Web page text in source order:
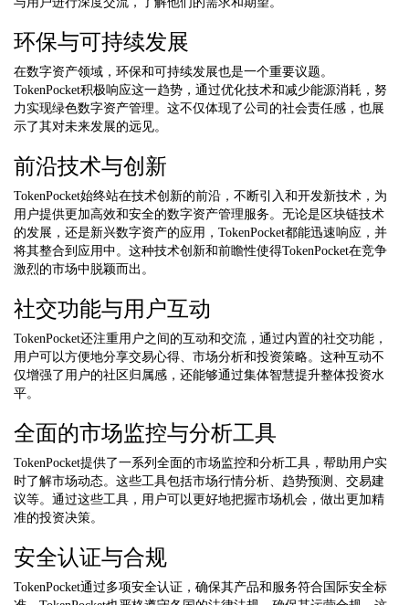
环保与可持续发展
在数字资产领域，环保和可持续发展也是一个重要议题。
TokenPocket积极响应这一趋势，通过优化技术和减少能源消耗，努
力实现绿色数字资产管理。这不仅体现了公司的社会责任感，也展
示了其对未来发展的远见。
前沿技术与创新
TokenPocket始终站在技术创新的前沿，不断引入和开发新技术，为
用户提供更加高效和安全的数字资产管理服务。无论是区块链技术
的发展，还是新兴数字资产的应用，TokenPocket都能迅速响应，并
将其整合到应用中。这种技术创新和前瞻性使得TokenPocket在竞争
激烈的市场中脱颖而出。
社交功能与用户互动
TokenPocket还注重用户之间的互动和交流，通过内置的社交功能，
用户可以方便地分享交易心得、市场分析和投资策略。这种互动不
仅增强了用户的社区归属感，还能够通过集体智慧提升整体投资水
平。
全面的市场监控与分析工具
TokenPocket提供了一系列全面的市场监控和分析工具，帮助用户实
时了解市场动态。这些工具包括市场行情分析、趋势预测、交易建
议等。通过这些工具，用户可以更好地把握市场机会，做出更加精
准的投资决策。
安全认证与合规
TokenPocket通过多项安全认证，确保其产品和服务符合国际安全标